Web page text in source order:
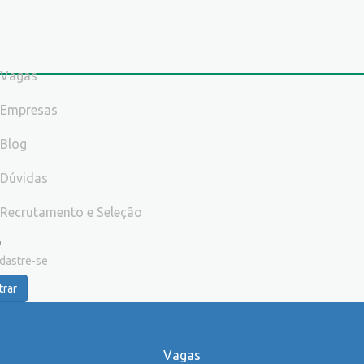
Vagas
Empresas
Blog
Dúvidas
Recrutamento e Seleção
se
Vagas